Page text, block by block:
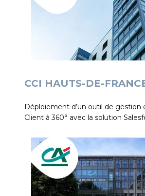
CCI HAUTS-DE-
Déploiement d’un outil de gestion
Client à 360° avec la solution